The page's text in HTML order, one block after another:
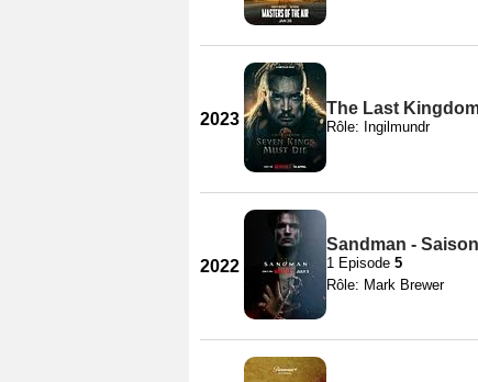
2023
The Last
Rôle: Ingilmundr
2022
Sandman -
1 Episode 5
Rôle: Mark Brewer